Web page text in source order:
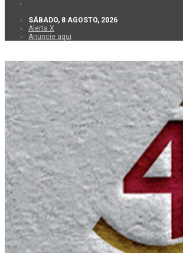
SÁBADO, 8 AGOSTO, 2026
Alerta X
Anuncie aqui